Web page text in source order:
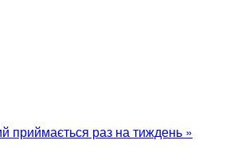
приймається раз на тиждень »